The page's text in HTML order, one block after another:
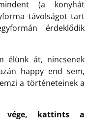
(a konyhát
távolságot tart
érdeklődik
élünk át, nincsenek
happy end sem,
a történeteinek a
vége, kattints a